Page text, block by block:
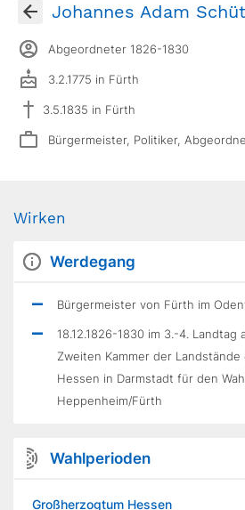
Johannes Adam
Abgeordneter 1826-1830
3.2.1775 in Fürth
3.5.1835 in Fürth
Bürgermeister, Politiker,
Wirken
Werdegang
Bürgermeister von Fürth im
18.12.1826-1830 im 3.-4.
Zweiten Kammer der
Hessen in Darmstadt für den
Heppenheim/Fürth
Wahlperioden
Großherzogtum Hessen